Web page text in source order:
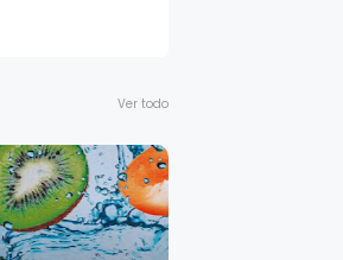
Ver todo